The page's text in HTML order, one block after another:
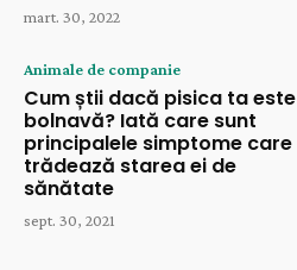
mart. 30, 2022
Animale de companie
Cum știi dacă pisica ta este
bolnavă? Iată care sunt
principalele simptome care
trădează starea ei de
sănătate
sept. 30, 2021